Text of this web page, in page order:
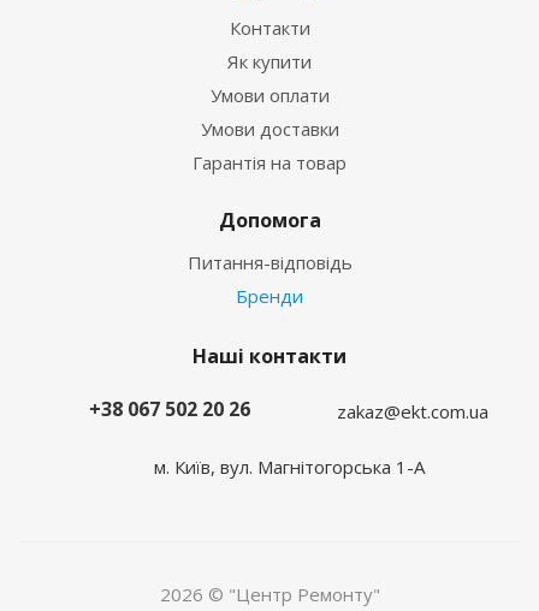
Контакти
Як купити
Умови оплати
Умови доставки
Гарантія на товар
Допомога
Питання-відповідь
Бренди
Наші контакти
+38 067 502 20 26
zakaz@ekt.com.ua
м. Київ, вул. Магнітогорська 1-А
2026 © "Центр Ремонту"